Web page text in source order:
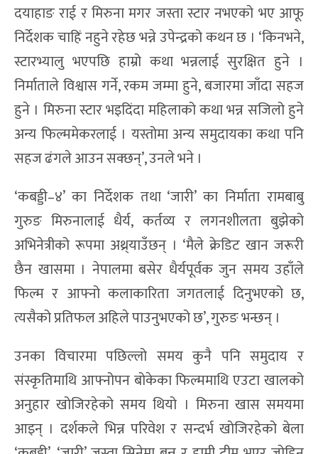
दयाहाङ राई र मिरुना मगर जस्ता स्टार नभएको भए आफू
निर्देशक चाहिं नहुने रहेछ भन्ने उपेन्द्रको कथन छ । ‘किनभने,
स्टारभ्यालु भएपछि हाम्रो कथा भन्नलाई सुरक्षित हुने ।
निर्माताले विश्वास गर्ने, रकम जम्मा हुने, बजारमा जाँदा सहज
हुने । मिरुना स्टार भइदिंदा महिलाको कथा भन्न सजिलो हुने
अन्य फिल्ममेकरलाई । यस्तोमा अन्य समुदायका कथा पनि
सहज ढंगले आउन सक्छन्’, उनले भने ।
‘कबड्डी–४’ का निर्देशक तथा ‘जारी’ का निर्माता रामबाबु
गुरुङ मिरुनालाई धैर्य, कर्तव्य र लगनशीलता बुझेको
अभिनेत्रीको रूपमा अथ्र्याउँछन् । ‘मैले क्रेडिट खान जरूरी
छैन खासमा । नेपालमा बसेर धैर्यपूर्वक जुन समय उहाँले
फिल्म र आफ्नो कलाकारिता जगतलाई दिनुभएको छ,
त्यसैको प्रतिफल अहिले पाउनुभएको छ’, गुरुङ भन्छन् ।
उनका विचारमा पछिल्लो समय कुनै पनि समुदाय र
संस्कृतिमाथि आफ्नोपन बोकेका फिल्ममाथि एउटा खालको
अनुहार खोजिरहेको समय थियो । मिरुना खास समयमा
आइन् । दर्शकले भिन्न परिवेश र सन्दर्भ खोजिरहेको बेला